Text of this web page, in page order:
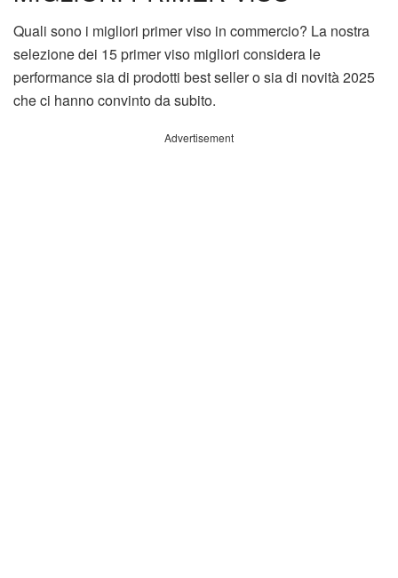
Quali sono i migliori primer viso in commercio? La nostra
selezione dei 15 primer viso migliori considera le
performance sia di prodotti best seller o sia di novità 2025
che ci hanno convinto da subito.
Advertisement